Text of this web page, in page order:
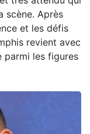
scène. Après
et les défis
revient avec
parmi les figures